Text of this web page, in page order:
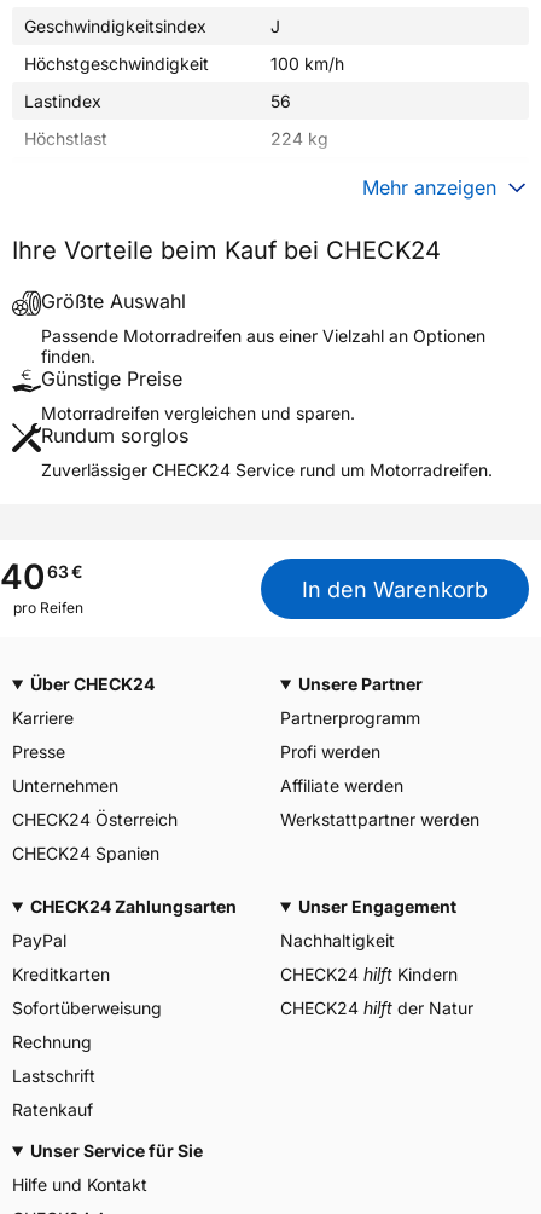
Geschwindigkeitsindex
J
Höchstgeschwindigkeit
100 km/h
Lastindex
56
Höchstlast
224 kg
Fahrzeugtyp
Motorrad
Verwendung
Modellname
S1
Reifenposition
Motorradtyp
Scooter
Weitere Eigenschaften
M+S
Nein
Motorrad Kennzeichnung
M/C
Allgemeine Produktsicherheit (GPSR)
Herstellerkontakt
MANUFACTURE FRANCAISE
DES PNEUMATIQUES
MICHELIN, place des
Carmes-Déchaux 23 63000
contact@tc.michelin.eu
Mehr anzeigen
Ihre Vorteile beim Kauf bei CHECK24
Größte Auswahl
Passende Motorradreifen aus einer Vielzahl an Optionen
finden.
Günstige Preise
Motorradreifen vergleichen und sparen.
Rundum sorglos
Zuverlässiger CHECK24 Service rund um Motorradreifen.
4063€
pro Reifen
In den Warenkorb
Über CHECK24
Karriere
Presse
Unternehmen
CHECK24 Österreich
CHECK24 Spanien
Unsere Partner
Partnerprogramm
Profi werden
Affiliate werden
Werkstattpartner werden
CHECK24 Zahlungsarten
PayPal
Kreditkarten
Sofortüberweisung
Rechnung
Lastschrift
Ratenkauf
Unser Engagement
Nachhaltigkeit
CHECK24 hilft Kindern
CHECK24 hilft der Natur
Unser Service für Sie
Hilfe und Kontakt